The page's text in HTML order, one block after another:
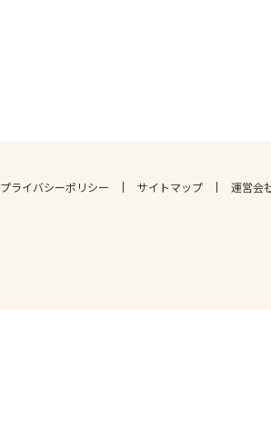
プライバシーポリシー サイトマップ 運営会